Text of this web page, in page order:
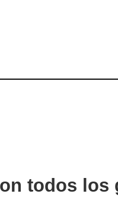
todos los